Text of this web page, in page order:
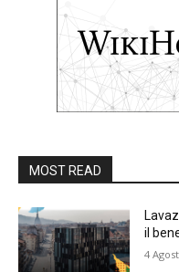
MOST READ
il
4